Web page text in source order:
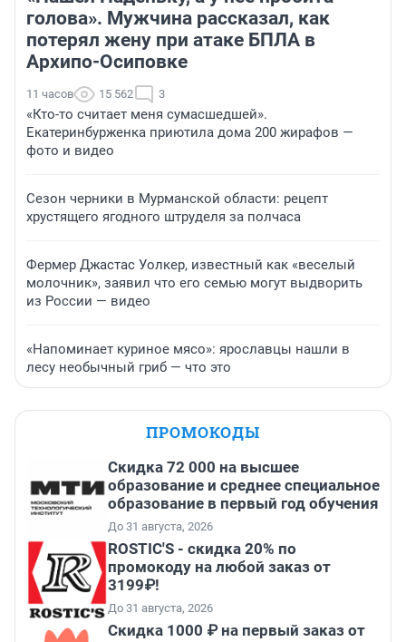
голова». Мужчина рассказал, как
потерял жену при атаке БПЛА в
Архипо-Осиповке
11 часов 15 562 3
«Кто-то считает меня сумасшедшей».
Екатеринбурженка приютила дома 200 жирафов —
фото и видео
Сезон черники в Мурманской области: рецепт
хрустящего ягодного штруделя за полчаса
Фермер Джастас Уолкер, известный как «веселый
молочник», заявил что его семью могут выдворить
из России — видео
«Напоминает куриное мясо»: ярославцы нашли в
лесу необычный гриб — что это
ПРОМОКОДЫ
Скидка 72 000 на высшее
образование и среднее специальное
образование в первый год обучения
До 31 августа, 2026
ROSTIC'S - скидка 20% по
промокоду на любой заказ от
3199₽!
До 31 августа, 2026
Скидка 1000 ₽ на первый заказ от